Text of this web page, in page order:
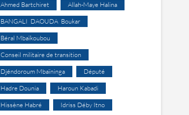
Ahmed Bartchiret Allah-Maye Halina
BANGALI DAOUDA Boukar
Béral Mbaïkoubou
Conseil militaire de transition
Djéndoroum Mbaïninga Député
Hadre Dounia Haroun Kabadi
Hissène Habré Idriss Déby Itno